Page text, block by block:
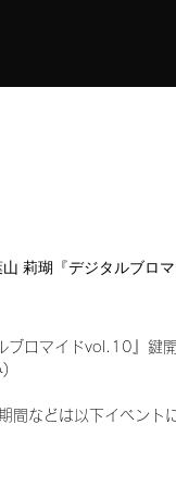
山 莉瑚『デジタルブロ
ブロマイドvol.10』鍵
)
間などは以下イベント